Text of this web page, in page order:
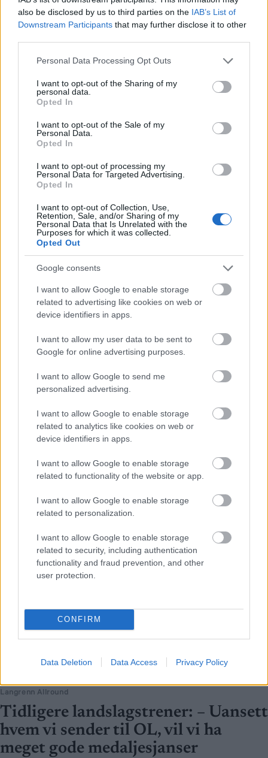
also be disclosed by us to third parties on the IAB’s List of
Downstream Participants that may further disclose it to other
Please note that this website/app uses one or more Google
not limited to your visit or usage behaviour. You may click to
grant or deny consent to Google and its third-party tags to
use your data for below specified purposes in below Google
consent section.
Personal Data Processing Opt Outs
I want to opt-out of the Sharing of my
personal data.
Opted In
I want to opt-out of the Sale of my
Personal Data.
Opted In
I want to opt-out of processing my
Personal Data for Targeted Advertising.
Opted In
I want to opt-out of Collection, Use,
Retention, Sale, and/or Sharing of my
Personal Data that Is Unrelated with the
Purposes for which it was collected.
Opted Out
Google consents
I want to allow Google to enable storage
related to advertising like cookies on web or
device identifiers in apps.
I want to allow my user data to be sent to
Google for online advertising purposes.
I want to allow Google to send me
personalized advertising.
I want to allow Google to enable storage
related to analytics like cookies on web or
device identifiers in apps.
I want to allow Google to enable storage
related to functionality of the website or app.
I want to allow Google to enable storage
related to personalization.
I want to allow Google to enable storage
related to security, including authentication
functionality and fraud prevention, and other
user protection.
CONFIRM
Data Deletion Data Access Privacy Policy
Langrenn Allround
Lagsprinten i NM: Favorittene
uteblir
INGEBORG SCHEVE
De klart største favorittene til å vinne damenes lagsprint i NM
kommer ikke til start. Plutselig er det svært åpent i gullkampen.
Langrenn Allround
Blir Covid-testene i OL manipulert?
02.02.2022
Det frykter eksperter: Utøvere og ledere tester nemlig positivt for
Covid 40 prosent oftere enn andre i OL-bobla.
Langrenn Allround
Tidligere landslagstrener: – Uansett
hvem vi sender til OL, vil vi ha
meget gode medaljesjanser